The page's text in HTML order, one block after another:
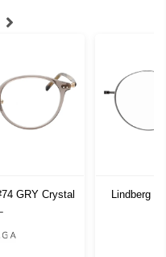
GRY Crystal
Lindberg